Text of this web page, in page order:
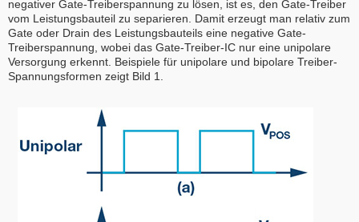
negativer Gate-Treiberspannung zu lösen, ist es, den Gate-Treiber
vom Leistungsbauteil zu separieren. Damit erzeugt man relativ zum
Gate oder Drain des Leistungsbauteils eine negative Gate-
Treiberspannung, wobei das Gate-Treiber-IC nur eine unipolare
Versorgung erkennt. Beispiele für unipolare und bipolare Treiber-
Spannungsformen zeigt Bild 1.